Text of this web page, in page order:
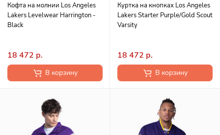
Кофта на молнии Los Angeles
Lakers Levelwear Harrington -
Black
18 472 р.
В корзину
Куртка на кнопках Los Angeles
Lakers Starter Purple/Gold Scout
Varsity
18 472 р.
В корзину